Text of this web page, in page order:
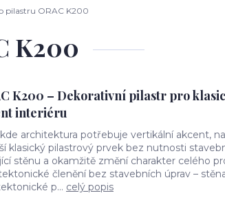
pilastru ORAC K200
K200
K200 – Dekorativní pilastr pro
interiéru
architektura potřebuje vertikální akcent,
klasický pilastrový prvek bez nutnosti
stěnu a okamžitě změní charakter celého
členění bez stavebních úprav –
p... celý popis
registrace.